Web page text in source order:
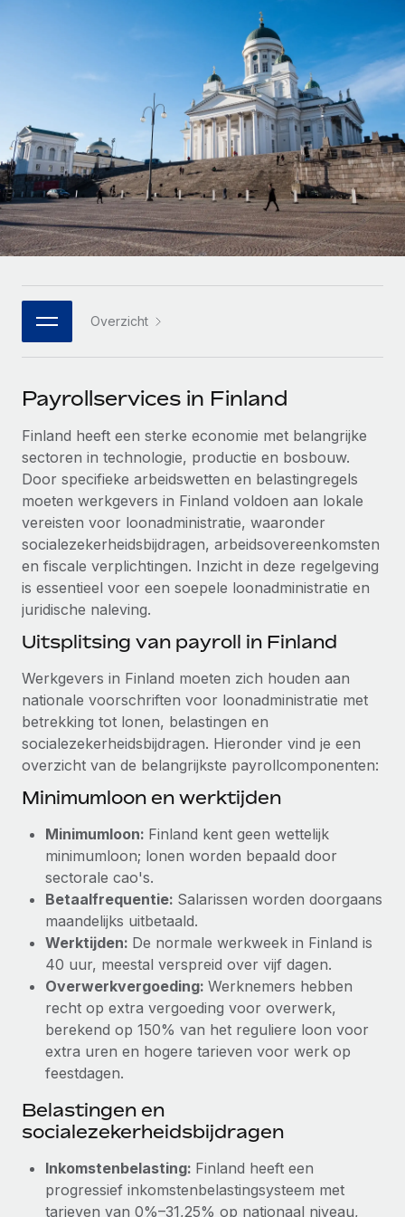
Ingewikkelde HR-taken eenvoudig uitbesteden
INFRASTRUCTUUR
Remote Embedded
HR naadloos in workflows integreren
Platform
Ingebouwde essentiële HR-functies voor je team
Integraties
DIENSTEN
Vraag een expert
Krijg hulp van global HR- en juridische experts
Achtergrondonderzoek
Vereenvoudig het screeningsproces van
kandidaten
Compliance Watchtower
Blijf compliance-risico's voor
Apparaatbeheer
Lever en track wereldwijd IT-middelen
Entiteiten oprichten
Stel snel compliant entiteiten op
Mobiliteit en overplaatsing
Plaats werknemers moeiteloos over
Secundaire arbeidsvoorwaarden
Eenvoudig secundaire arbeidsvoorwaarden
beheren
Flexibele global HR en payroll solutions voor groeiende
Mid-market
Teams uitbreiden met HR solutions op maat
Enterprise
Global HR voor grote bedrijven
WERK MET ONS SAMEN
Strategische technologiepartners
Een partner worden
Integraties en advies over AI-automatiseringen
CASESTUDY'S
Betalingscalculator voor zzp'ers
Ontdek valuta-opties en betaalsnelheden voor
LEREN MET REMOTE
Onderzoek en gidsen
Casestudy's
HR-woordenlijst
Checklists en templates
Webinars
Newsroom
Inzicht in salaris en talent
Inzichtencentrum
Support
Alle bronnen bekijken
BLOG
Global Payroll
EOR en PEO
Contractor Management
Belastingen
Naar de blog
BLOG
Productupdates van Remote: Gusto- en Xero-
integraties en Contractor Management Plus
Het blijft de missie van Remote om alle soorten bedrijven
te helpen bij het aannemen, beheren en...
Meer informatie
Hoe Phiture 55 werknemers in 19 landen
beheert met Remote
Phiture, een toonaangevende leider in de wereldwijde
mobiele groeiadviessector, zet zich sinds 2016...
Meer informatie
Deutsch
Español
Italiano
Português (Portugal)
日本語
한국어
Overzicht
Payrollservices in Finland
Finland heeft een sterke economie met belangrijke
sectoren in technologie, productie en bosbouw.
Door specifieke arbeidswetten en belastingregels
moeten werkgevers in Finland voldoen aan lokale
vereisten voor loonadministratie, waaronder
socialezekerheidsbijdragen, arbeidsovereenkomsten
en fiscale verplichtingen. Inzicht in deze regelgeving
is essentieel voor een soepele loonadministratie en
juridische naleving.
Uitsplitsing van payroll in Finland
Werkgevers in Finland moeten zich houden aan
nationale voorschriften voor loonadministratie met
betrekking tot lonen, belastingen en
socialezekerheidsbijdragen. Hieronder vind je een
overzicht van de belangrijkste payrollcomponenten:
Minimumloon en werktijden
Minimumloon: Finland kent geen wettelijk
minimumloon; lonen worden bepaald door
sectorale cao's.
Betaalfrequentie: Salarissen worden doorgaans
maandelijks uitbetaald.
Werktijden: De normale werkweek in Finland is
40 uur, meestal verspreid over vijf dagen.
Overwerkvergoeding: Werknemers hebben
recht op extra vergoeding voor overwerk,
berekend op 150% van het reguliere loon voor
extra uren en hogere tarieven voor werk op
feestdagen.
Belastingen en
socialezekerheidsbijdragen
Inkomstenbelasting: Finland heeft een
progressief inkomstenbelastingsysteem met
tarieven van 0%–31,25% op nationaal niveau,